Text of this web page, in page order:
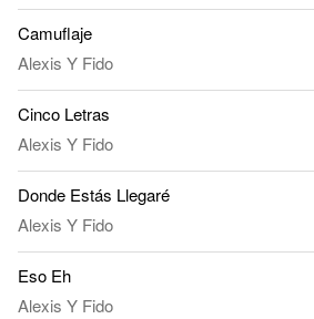
Camuflaje
Alexis Y Fido
Cinco Letras
Alexis Y Fido
Donde Estás Llegaré
Alexis Y Fido
Eso Eh
Alexis Y Fido